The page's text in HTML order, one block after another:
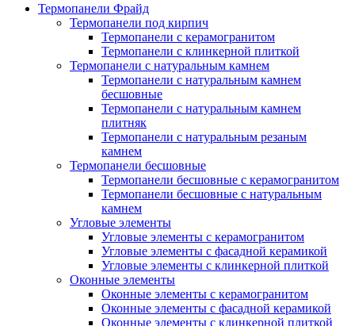
Термопанели Фрайд
Термопанели под кирпич
Термопанели с керамогранитом
Термопанели с клинкерной плиткой
Термопанели с натуральным камнем
Термопанели с натуральным камнем
бесшовные
Термопанели с натуральным камнем
плитняк
Термопанели с натуральным резаным
камнем
Термопанели бесшовные
Термопанели бесшовные с керамогранитом
Термопанели бесшовные с натуральным
камнем
Угловые элементы
Угловые элементы с керамогранитом
Угловые элементы с фасадной керамикой
Угловые элементы с клинкерной плиткой
Оконные элементы
Оконные элементы с керамогранитом
Оконные элементы с фасадной керамикой
Оконные элементы с клинкерной плиткой